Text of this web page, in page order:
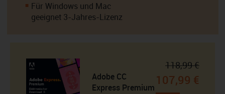
Für Windows und Mac
geeignet 3-Jahres-Lizenz
Adobe CC
Express Premium
107,99 €
118,99 €